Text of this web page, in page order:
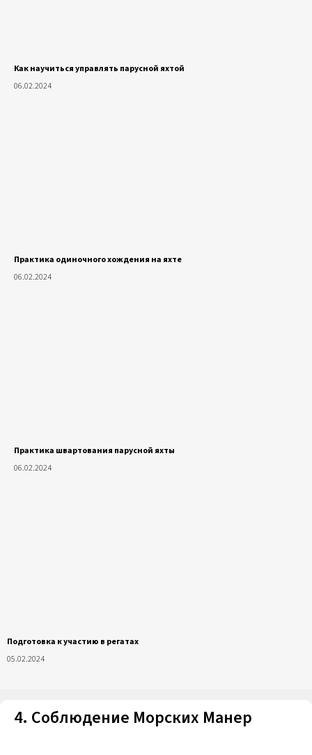
Как научиться управлять парусной яхтой
06.02.2024
Практика одиночного хождения на яхте
06.02.2024
Практика швартования парусной яхты
06.02.2024
Подготовка к участию в регатах
05.02.2024
4. Соблюдение Морских Манер